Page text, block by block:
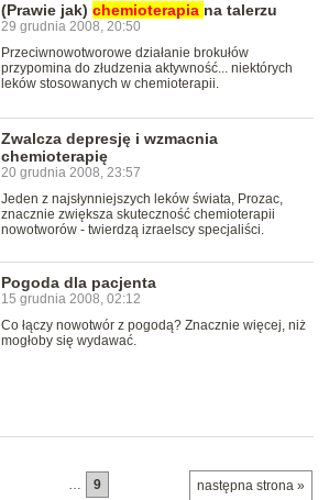
(Prawie jak) chemioterapia na talerzu
29 grudnia 2008, 20:50
Przeciwnowotworowe działanie brokułów
przypomina do złudzenia aktywność... niektórych
leków stosowanych w chemioterapii.
Zwalcza depresję i wzmacnia
chemioterapię
20 grudnia 2008, 23:57
Jeden z najsłynniejszych leków świata, Prozac,
znacznie zwiększa skuteczność chemioterapii
nowotworów - twierdzą izraelscy specjaliści.
Pogoda dla pacjenta
15 grudnia 2008, 02:12
Co łączy nowotwór z pogodą? Znacznie więcej, niż
mogłoby się wydawać.
następna strona »
… 9